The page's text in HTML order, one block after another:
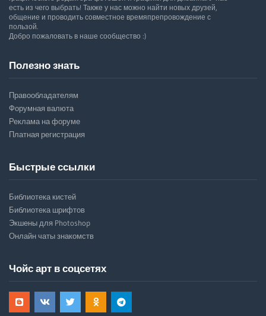
есть из чего выбрать! Также у нас можно найти новых друзей,
общение и проводить совместное времяпрепровождение с
пользой.
Добро пожаловать в наше сообщество :)
Полезно знать
Правообладателям
Форумная валюта
Реклама на форуме
Платная регистрация
Быстрые ссылки
Библиотека кистей
Библиотека шрифтов
Экшены для Photoshop
Онлайн чаты знакомств
Чойс арт в соцсетях